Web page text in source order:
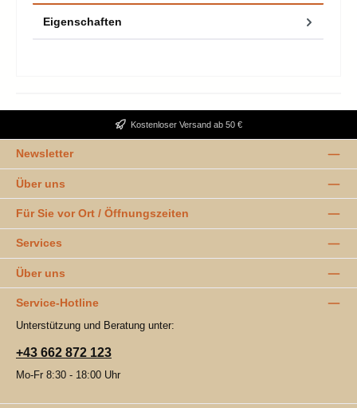
Eigenschaften
Kostenloser Versand ab 50 €
Newsletter
Über uns
Für Sie vor Ort / Öffnungszeiten
Services
Über uns
Service-Hotline
Unterstützung und Beratung unter:
+43 662 872 123
Mo-Fr 8:30 - 18:00 Uhr